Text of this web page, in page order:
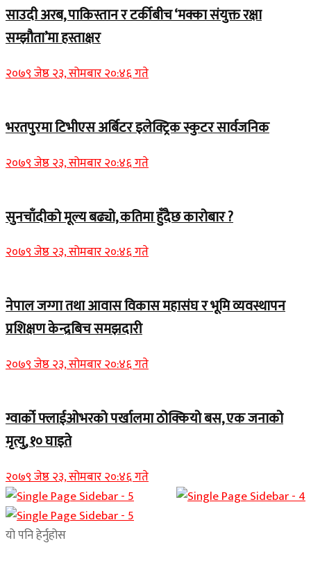
साउदी अरब, पाकिस्तान र टर्कीबीच ‘मक्का संयुक्त रक्षा
सम्झौता’मा हस्ताक्षर
२०७९ जेष्ठ २३, सोमबार २०:४६ गते
भरतपुरमा टिभीएस अर्बिटर इलेक्ट्रिक स्कुटर सार्वजनिक
२०७९ जेष्ठ २३, सोमबार २०:४६ गते
सुनचाँदीको मूल्य बढ्यो, कतिमा हुँदैछ कारोबार ?
२०७९ जेष्ठ २३, सोमबार २०:४६ गते
नेपाल जग्गा तथा आवास विकास महासंघ र भूमि व्यवस्थापन
प्रशिक्षण केन्द्रबिच समझदारी
२०७९ जेष्ठ २३, सोमबार २०:४६ गते
ग्वार्को फ्लाईओभरको पर्खालमा ठोक्कियो बस, एक जनाको
मृत्यु, १० घाइते
२०७९ जेष्ठ २३, सोमबार २०:४६ गते
यो पनि हेर्नुहोस